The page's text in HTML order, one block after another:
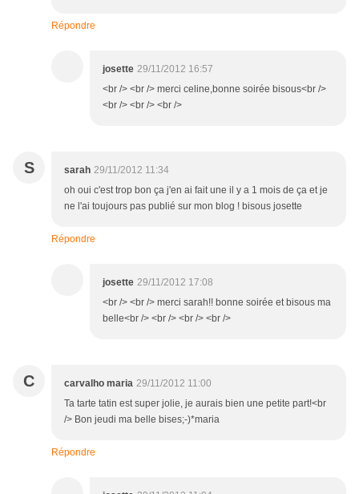
Répondre
josette 29/11/2012 16:57
<br /> <br /> merci celine,bonne soirée bisous<br />
<br /> <br /> <br />
S sarah 29/11/2012 11:34
oh oui c'est trop bon ça j'en ai fait une il y a 1 mois de ça et je
ne l'ai toujours pas publié sur mon blog ! bisous josette
Répondre
josette 29/11/2012 17:08
<br /> <br /> merci sarah!! bonne soirée et bisous ma
belle<br /> <br /> <br /> <br />
C carvalho maria 29/11/2012 11:00
Ta tarte tatin est super jolie, je aurais bien une petite part!<br
/> Bon jeudi ma belle bises;-)*maria
Répondre